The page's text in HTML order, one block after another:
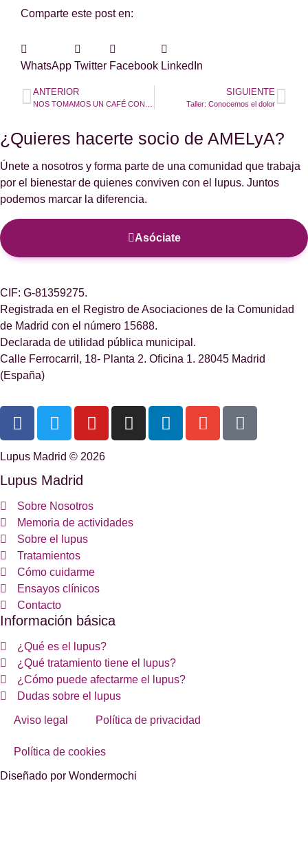
Comparte este post en:
WhatsApp Twitter Facebook LinkedIn
ANTERIOR SIGUIENTE
Taller: Conocemos el dolor
¿Quieres hacerte socio de AMELyA?
Únete a nosotros y forma parte de una comunidad que trabaja
por el bienestar de quienes conviven con el lupus. Juntos
podemos marcar la diferencia.
Asóciate
CIF: G-81359275.
Registrada en el Registro de Asociaciones de la Comunidad
de Madrid con el número 15688.
Declarada de utilidad pública municipal.
Calle Ferrocarril, 18- Planta 2. Oficina 1. 28045 Madrid
(España)
Lupus Madrid © 2026
Lupus Madrid
Sobre Nosotros
Memoria de actividades
Sobre el lupus
Tratamientos
Cómo cuidarme
Ensayos clínicos
Contacto
Información básica
¿Qué es el lupus?
¿Qué tratamiento tiene el lupus?
¿Cómo puede afectarme el lupus?
Dudas sobre el lupus
Aviso legal Política de privacidad
Política de cookies
Diseñado por Wondermochi